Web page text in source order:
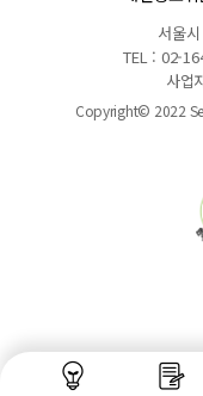
서울
TEL : 02-
사업
Copyright© 2022